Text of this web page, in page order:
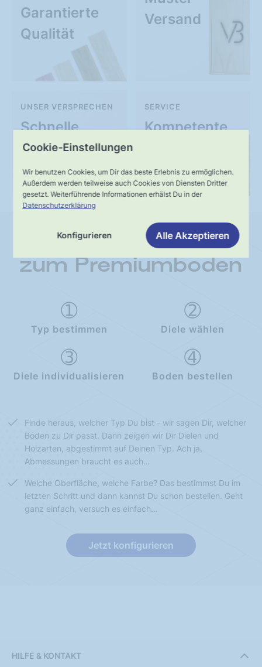
Cookie-Einstellungen
Wir benutzen Cookies, um Dir das beste Erlebnis zu ermöglichen.
Außerdem werden teilweise auch Cookies von Diensten Dritter
gesetzt. Weiterführende Informationen erhälst Du in der
Datenschutzerklärung
Konfigurieren Alle Akzeptieren
Garantierte
Qualität
Versand
Schnelle,
verlässliche
Lieferung
UNSER VERSPRECHEN
Kompetente
SERVICE
Schritt für Schritt
zum Premiumboden
Typ bestimmen Diele wählen
Diele individualisieren Boden bestellen
Finde heraus, welcher Typ Du bist - wir sagen Dir, welcher
Boden zu Dir passt. Dann zeigen wir Dir Dielen und
Holzarten, abgestimmt auf Deinen Typ. Ach ja,
Abmessungen braucht es auch…
Welche Oberfläche, welche Farbe? Das bestimmst Du im
letzten Schritt und dann kannst Du schon bestellen. Geht
ganz einfach, versuch es einfach…
Jetzt konfigurieren
HILFE & KONTAKT